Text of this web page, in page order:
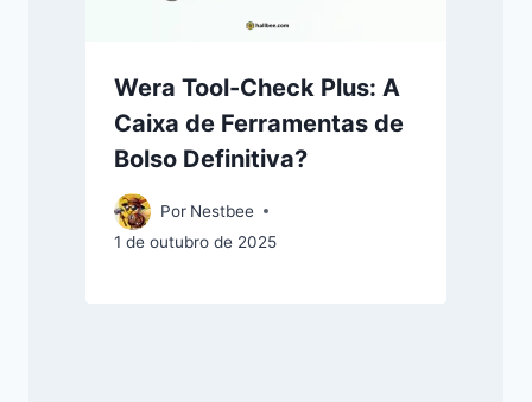
Wera Tool-Check Plus: A
Caixa de Ferramentas de
Bolso Definitiva?
Por Nestbee
1 de outubro de 2025